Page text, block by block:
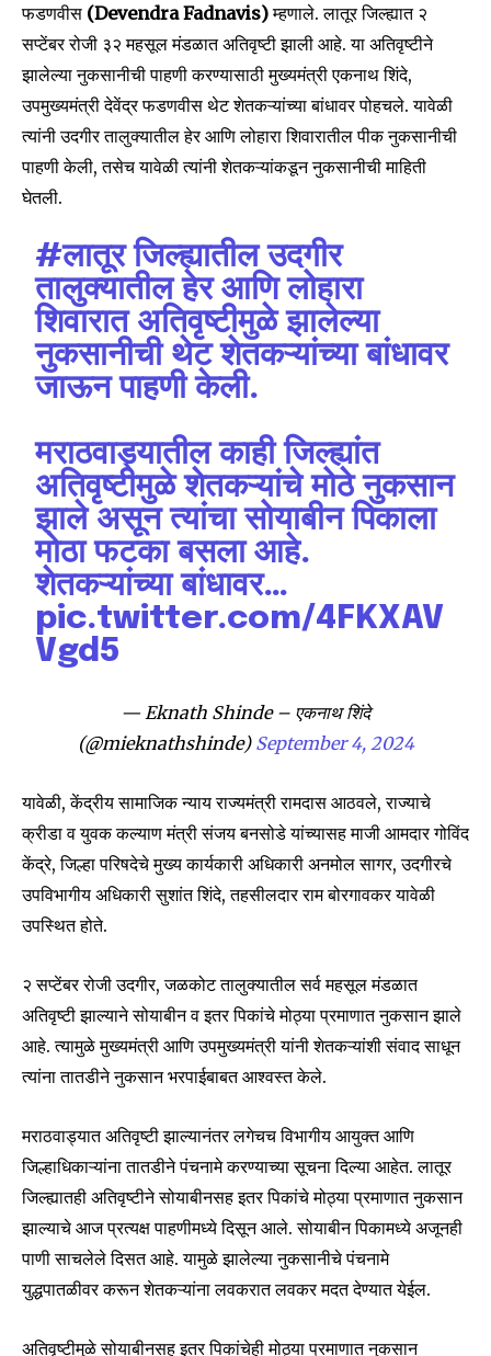
Join our community of
SUBSCRIBERS and be part of the
conversation.
To subscribe, simply enter your email address on our website
or click the subscribe button below. Don't worry, we respect
your privacy and won't spam your inbox. Your information is
safe with us.
I've read and accept the Privacy Policy
6,300 32,111
फडणवीस (Devendra Fadnavis)म्हणाले. लातूर जिल्ह्यात २
सप्टेंबर रोजी ३२ महसूल मंडळात अतिवृष्टी झाली आहे. या अतिवृष्टीने
झालेल्या नुकसानीची पाहणी करण्यासाठी मुख्यमंत्री एकनाथ शिंदे,
उपमुख्यमंत्री देवेंद्र फडणवीस थेट शेतकऱ्यांच्या बांधावर पोहचले. यावेळी
त्यांनी उदगीर तालुक्यातील हेर आणि लोहारा शिवारातील पीक नुकसानीची
पाहणी केली, तसेच यावेळी त्यांनी शेतकऱ्यांकडून नुकसानीची माहिती
घेतली.
#लातूरजिल्ह्यातील उदगीर
तालुक्यातील हेर आणि लोहारा
शिवारात अतिवृष्टीमुळे झालेल्या
नुकसानीची थेट शेतकऱ्यांच्या बांधावर
जाऊन पाहणी केली.
मराठवाड्यातील काही जिल्ह्यांत
अतिवृष्टीमुळे शेतकऱ्यांचे मोठे नुकसान
झाले असून त्यांचा सोयाबीन पिकाला
मोठा फटका बसला आहे.
शेतकऱ्यांच्या बांधावर…
pic.twitter.com/4FKXAV
Vgd5
— Eknath Shinde – एकनाथ शिंदे
(@mieknathshinde) September 4, 2024
यावेळी, केंद्रीय सामाजिक न्याय राज्यमंत्री रामदास आठवले, राज्याचे
क्रीडा व युवक कल्याण मंत्री संजय बनसोडे यांच्यासह माजी आमदार गोविंद
केंद्रे, जिल्हा परिषदेचे मुख्य कार्यकारी अधिकारी अनमोल सागर, उदगीरचे
उपविभागीय अधिकारी सुशांत शिंदे, तहसीलदार राम बोरगावकर यावेळी
उपस्थित होते.
२ सप्टेंबर रोजी उदगीर, जळकोट तालुक्यातील सर्व महसूल मंडळात
अतिवृष्टी झाल्याने सोयाबीन व इतर पिकांचे मोठ्या प्रमाणात नुकसान झाले
आहे. त्यामुळे मुख्यमंत्री आणि उपमुख्यमंत्री यांनी शेतकऱ्यांशी संवाद साधून
त्यांना तातडीने नुकसान भरपाईबाबत आश्वस्त केले.
मराठवाड्यात अतिवृष्टी झाल्यानंतर लगेचच विभागीय आयुक्त आणि
जिल्हाधिकाऱ्यांना तातडीने पंचनामे करण्याच्या सूचना दिल्या आहेत. लातूर
जिल्ह्यातही अतिवृष्टीने सोयाबीनसह इतर पिकांचे मोठ्या प्रमाणात नुकसान
झाल्याचे आज प्रत्यक्ष पाहणीमध्ये दिसून आले. सोयाबीन पिकामध्ये अजूनही
पाणी साचलेले दिसत आहे. यामुळे झालेल्या नुकसानीचे पंचनामे
युद्धपातळीवर करून शेतकऱ्यांना लवकरात लवकर मदत देण्यात येईल.
अतिवृष्टीमुळे सोयाबीनसह इतर पिकांचेही मोठ्या प्रमाणात नुकसान